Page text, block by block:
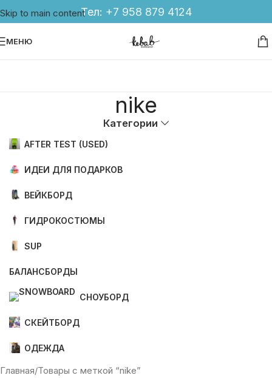
Skip to main contentТел: +7 958 879 4124
МЕНЮ
nike
Категории
AFTER TEST (USED)
ИДЕИ ДЛЯ ПОДАРКОВ
ВЕЙКБОРД
ГИДРОКОСТЮМЫ
SUP
БАЛАНСБОРДЫ
СНОУБОРД
СКЕЙТБОРД
ОДЕЖДА
Главная Товары с меткой “nike”